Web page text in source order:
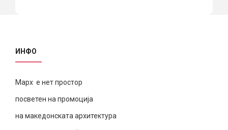
ИНФО
Марх е нет простор
посветен на промоција
на македонската архитектура